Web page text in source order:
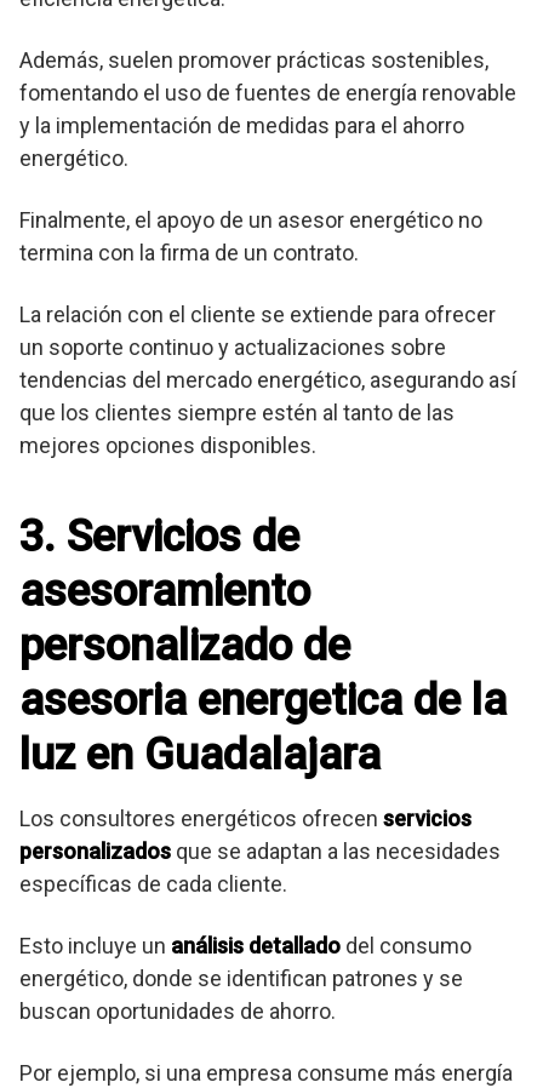
Además, suelen promover prácticas sostenibles,
fomentando el uso de fuentes de energía renovable
y la implementación de medidas para el ahorro
energético.
Finalmente, el apoyo de un asesor energético no
termina con la firma de un contrato.
La relación con el cliente se extiende para ofrecer
un soporte continuo y actualizaciones sobre
tendencias del mercado energético, asegurando así
que los clientes siempre estén al tanto de las
mejores opciones disponibles.
3. Servicios de
asesoramiento
personalizado de
asesoria energetica de la
luz en Guadalajara
Los consultores energéticos ofrecen servicios
personalizados que se adaptan a las necesidades
específicas de cada cliente.
Esto incluye un análisis detallado del consumo
energético, donde se identifican patrones y se
buscan oportunidades de ahorro.
Por ejemplo, si una empresa consume más energía